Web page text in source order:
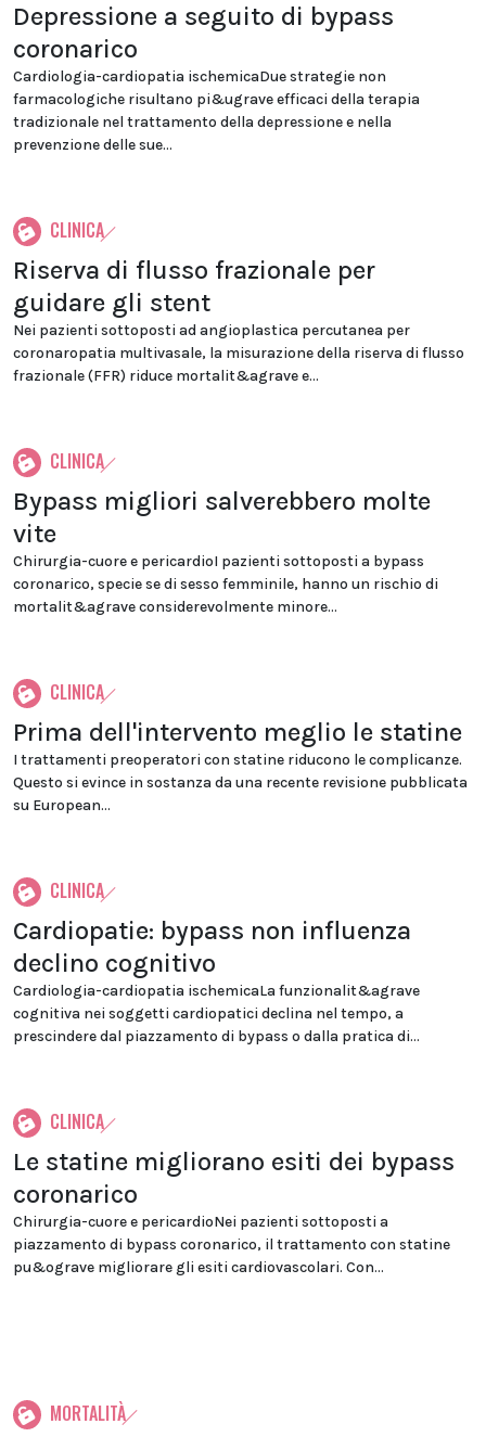
Depressione a seguito di bypass
coronarico
Cardiologia-cardiopatia ischemicaDue strategie non
farmacologiche risultano pi&ugrave efficaci della terapia
tradizionale nel trattamento della depressione e nella
prevenzione delle sue...
CLINICA
Riserva di flusso frazionale per
guidare gli stent
Nei pazienti sottoposti ad angioplastica percutanea per
coronaropatia multivasale, la misurazione della riserva di flusso
frazionale (FFR) riduce mortalit&agrave e...
CLINICA
Bypass migliori salverebbero molte
vite
Chirurgia-cuore e pericardioI pazienti sottoposti a bypass
coronarico, specie se di sesso femminile, hanno un rischio di
mortalit&agrave considerevolmente minore...
CLINICA
Prima dell'intervento meglio le statine
I trattamenti preoperatori con statine riducono le complicanze.
Questo si evince in sostanza da una recente revisione pubblicata
su European...
CLINICA
Cardiopatie: bypass non influenza
declino cognitivo
Cardiologia-cardiopatia ischemicaLa funzionalit&agrave
cognitiva nei soggetti cardiopatici declina nel tempo, a
prescindere dal piazzamento di bypass o dalla pratica di...
CLINICA
Le statine migliorano esiti dei bypass
coronarico
Chirurgia-cuore e pericardioNei pazienti sottoposti a
piazzamento di bypass coronarico, il trattamento con statine
pu&ograve migliorare gli esiti cardiovascolari. Con...
MORTALITÀ